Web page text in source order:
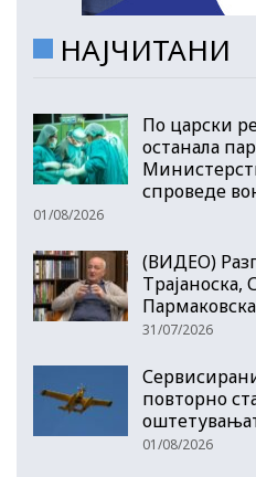
НАЈЧИТАНИ
По царски
останала
спроведе
01/08/2026
(ВИДЕО)
Трајаноска,
Пармаковска
31/07/2026
повторно
01/08/2026